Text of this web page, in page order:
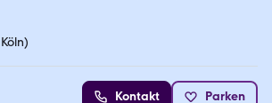
Kontakt Parken